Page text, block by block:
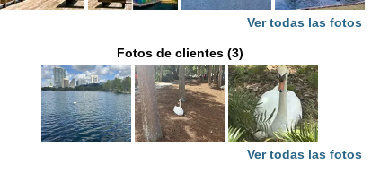
Ver todas las fotos
Fotos de clientes (3)
Ver todas las fotos